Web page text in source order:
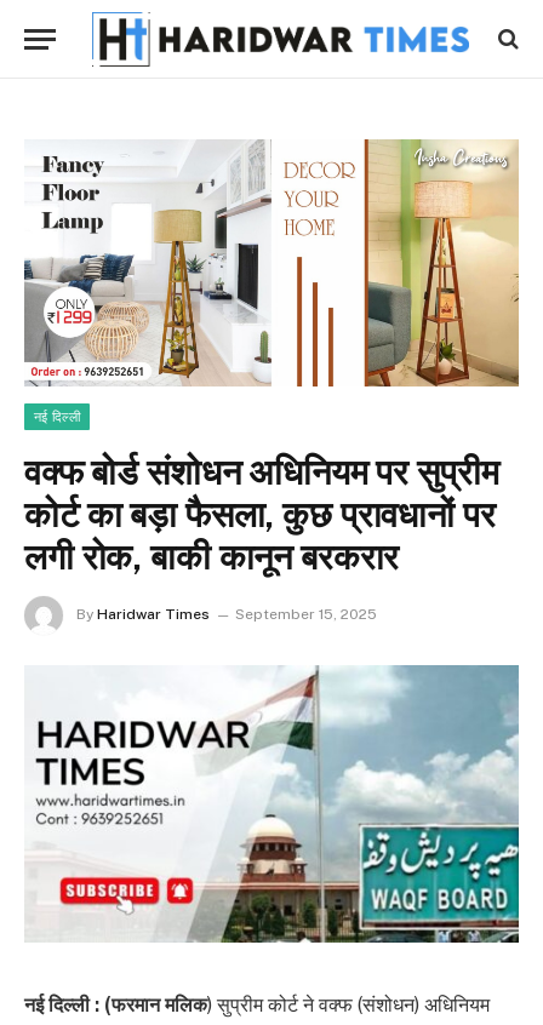
नई दिल्ली
वक्फ बोर्ड संशोधन अधिनियम पर सुप्रीम
कोर्ट का बड़ा फैसला, कुछ प्रावधानों पर
लगी रोक, बाकी कानून बरकरार
By Haridwar Times September 15, 2025
नई दिल्ली : (फरमान मलिक) सुप्रीम कोर्ट ने वक्फ (संशोधन) अधिनियम